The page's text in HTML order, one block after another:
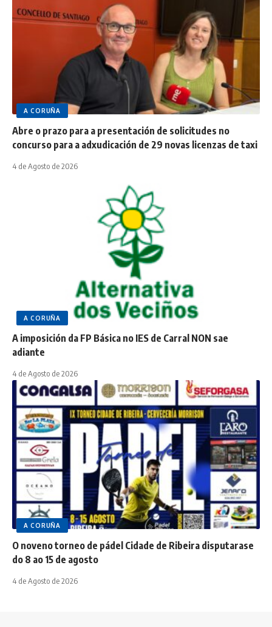
A CORUÑA
Abre o prazo para a presentación de solicitudes no
concurso para a adxudicación de 29 novas licenzas de taxi
4 de Agosto de 2026
A CORUÑA
A imposición da FP Básica no IES de Carral NON sae
adiante
4 de Agosto de 2026
A CORUÑA
O noveno torneo de pádel Cidade de Ribeira disputarase
do 8 ao 15 de agosto
4 de Agosto de 2026